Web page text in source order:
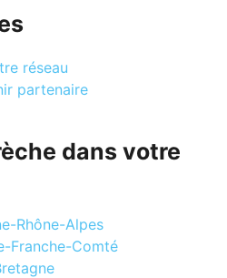
réseau
partenaire
dans votre
Rhône-Alpes
Franche-Comté